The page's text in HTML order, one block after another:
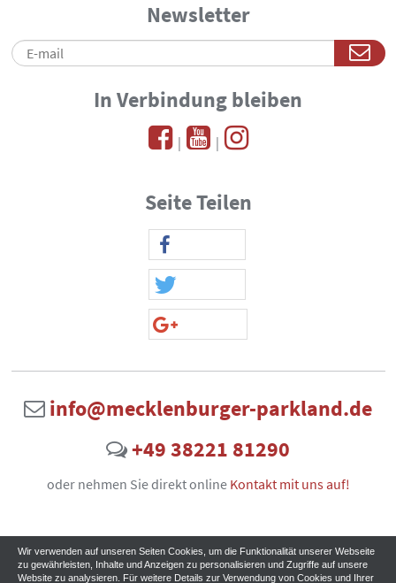
Newsletter
In Verbindung bleiben
| |
Seite Teilen
info@mecklenburger-parkland.de
+49 38221 81290
oder nehmen Sie direkt online Kontakt mit uns auf!
Wir verwenden auf unseren Seiten Cookies, um die Funktionalität unserer Webseite
zu gewährleisten, Inhalte und Anzeigen zu personalisieren und Zugriffe auf unsere
Website zu analysieren. Für weitere Details zur Verwendung von Cookies und Ihrer